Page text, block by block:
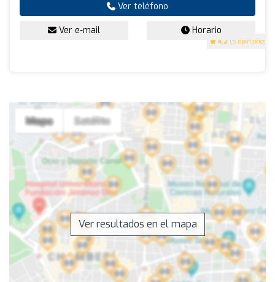
4.2 (5 opiniones)
Ver teléfono
Ver e-mail Horario
Ver resultados en el mapa